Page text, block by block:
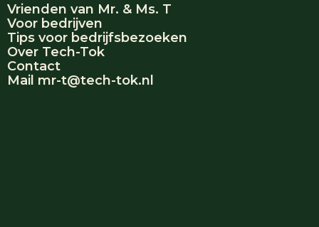
Vrienden van Mr. & Ms. T
Voor bedrijven
Tips voor bedrijfsbezoeken
Over Tech-Tok
Contact
Mail mr-t@tech-tok.nl